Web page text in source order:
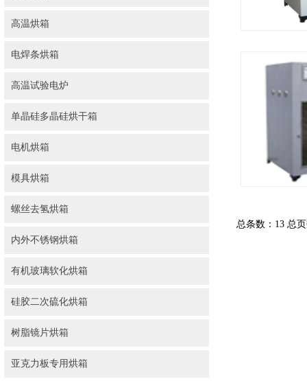
高温烘箱
电焊条烘箱
高温试验电炉
单晶硅多晶硅烘干箱
电机烘箱
模具烘箱
螺丝去氢烘箱
内外不锈钢烘箱
有机玻璃软化烘箱
硅胶二次硫化烘箱
树脂镜片烘箱
亚克力板专用烘箱
总条数：13 总